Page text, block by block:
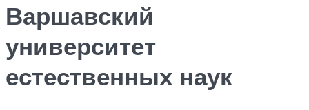
Варшавский
университет
естественных наук